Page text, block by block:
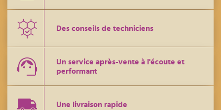
Des conseils de techniciens
Un service après-vente à l'écoute et
performant
Une livraison rapide